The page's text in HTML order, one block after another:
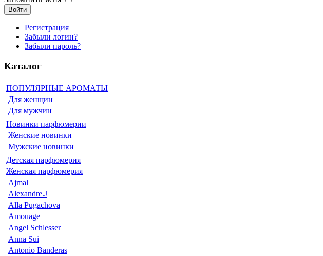
Войти
Регистрация
Забыли логин?
Забыли пароль?
Каталог
ПОПУЛЯРНЫЕ АРОМАТЫ
Для женщин
Для мужчин
Новинки парфюмерии
Женские новинки
Мужские новинки
Детская парфюмерия
Женская парфюмерия
Ajmal
Alexandre.J
Alla Pugachova
Amouage
Angel Schlesser
Anna Sui
Antonio Banderas